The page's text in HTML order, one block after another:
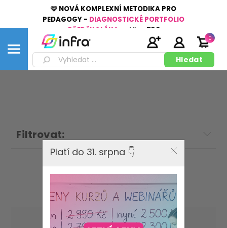
🩷 NOVÁ KOMPLEXNÍ METODIKA PRO
PEDAGOGY - DIAGNOSTICKÉ PORTFOLIO
PŘEDŠKOLÁKA
Více ZDE
0
Filtrovat:
DIDAKT, Měrka Daniel
Seřadit podle
Platí do 31. srpna 👇